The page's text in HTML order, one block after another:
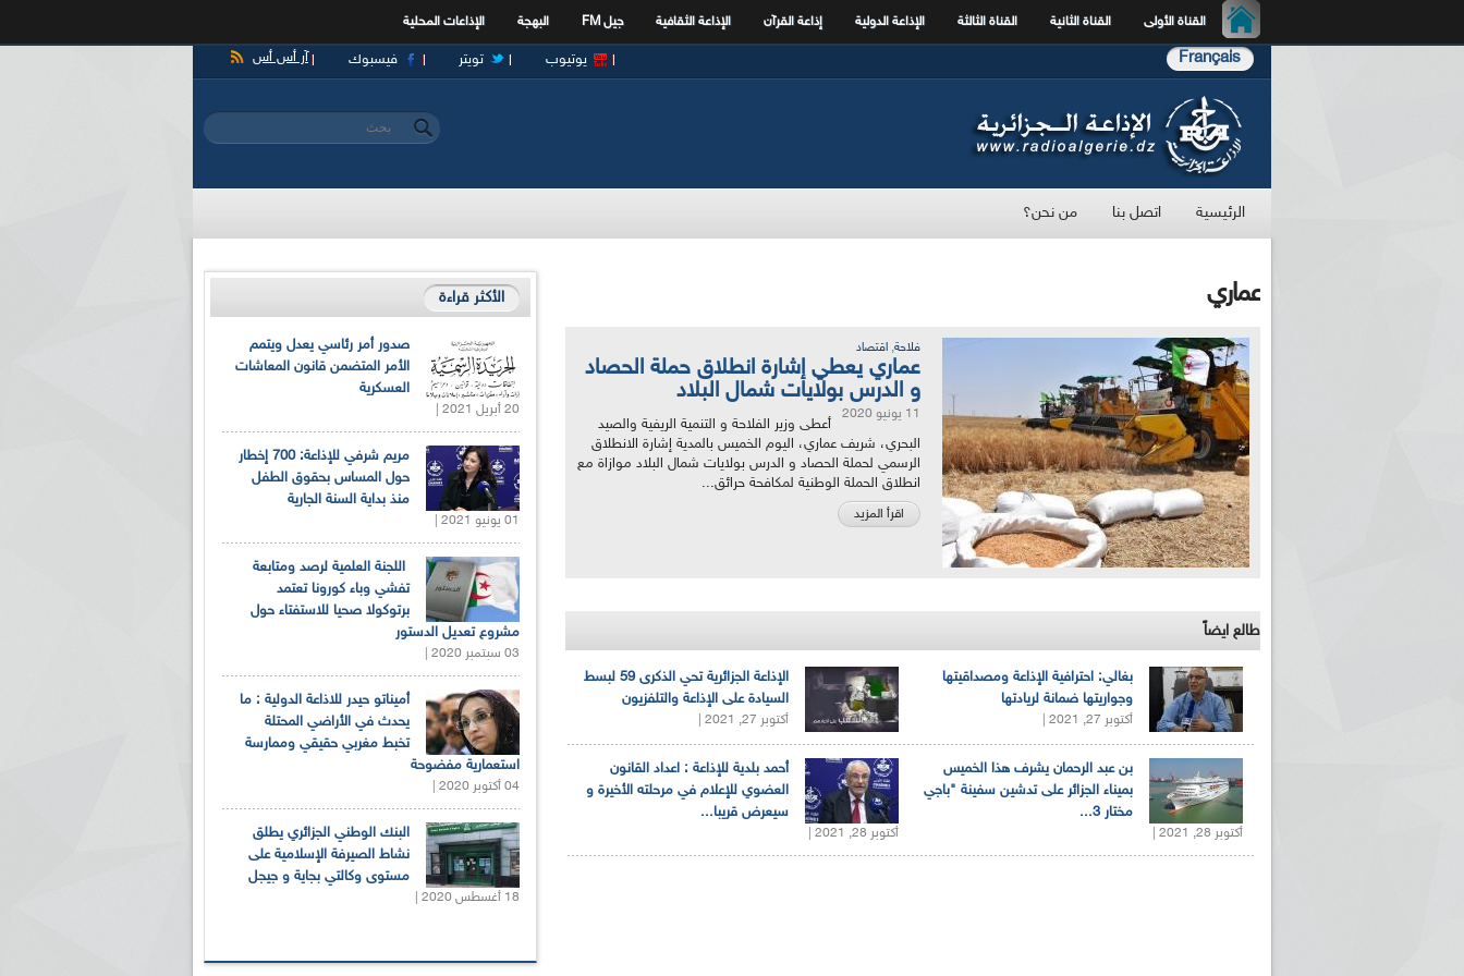
القناة الأولى القناة الثانية القناة الثالثة الإذاعة الدولية إذاعة القرآن الإذاعة الثقافية جيل FM البهجة الإذاعات المحلية
Français آر أس أس فيسبوك تويتر يوتيوب
استمارة البحث
‏بحث ‏
الرئيسية اتصل بنا من نحن؟
عماري
فلاحة, اقتصاد
عماري يعطي إشارة انطلاق حملة الحصاد
و الدرس بولايات شمال البلاد
11 يونيو 2020
أعطى وزير الفلاحة و التنمية الريفية والصيد
البحري، شريف عماري، اليوم الخميس بالمدية إشارة الانطلاق
الرسمي لحملة الحصاد و الدرس بولايات شمال البلاد موازاة مع
انطلاق الحملة الوطنية لمكافحة حرائق...
اقرأ المزيد
طالع ايضاً
الإذاعة الجزائرية تحي الذكرى 59 لبسط
السيادة على الإذاعة والتلفزيون
أكتوبر 27, 2021 |
بغالي: احترافية الإذاعة ومصداقيتها
وجواريتها ضمانة لريادتها
أكتوبر 27, 2021 |
أحمد بلدية للإذاعة : اعداد القانون
العضوي للإعلام في مرحلته الأخيرة و
سيعرض قريبا...
أكتوبر 28, 2021 |
بن عبد الرحمان يشرف هذا الخميس
بميناء الجزائر على تدشين سفينة "باجي
مختار 3...
أكتوبر 28, 2021 |
الأكثر قراءة
صدور أمر رئاسي يعدل ويتمم
الأمر المتضمن قانون المعاشات
العسكرية
20 أبريل 2021 |
مريم شرفي للإذاعة: 700 إخطار
حول المساس بحقوق الطفل
منذ بداية السنة الجارية
01 يونيو 2021 |
اللجنة العلمية لرصد ومتابعة
تفشي وباء كورونا تعتمد
برتوكولا صحيا للاستفتاء حول
مشروع تعديل الدستور
03 سبتمبر 2020 |
أميناتو حيدر للاذاعة الدولية : ما
يحدث في الأراضي المحتلة
تخبط مغربي حقيقي وممارسة
استعمارية مفضوحة
04 أكتوبر 2020 |
البنك الوطني الجزائري يطلق
نشاط الصيرفة الإسلامية على
مستوى وكالتي بجاية و جيجل
18 أغسطس 2020 |